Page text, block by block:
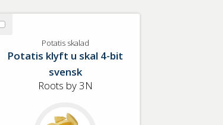
Välj
skalad
Potatis skalad
Potatis klyft u skal 4-bit
svensk
Roots by 3N